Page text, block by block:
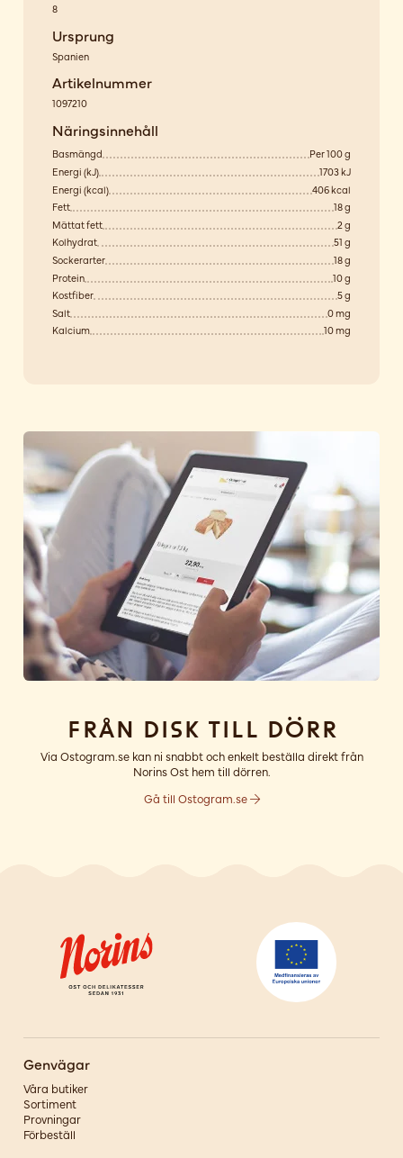
8
Ursprung
Spanien
Artikelnummer
1097210
Näringsinnehåll
Basmängd
Per 100 g
Energi (kJ)
1703 kJ
Energi (kcal)
406 kcal
Fett
18 g
Mättat fett
2 g
Kolhydrat
51 g
Sockerarter
18 g
Protein
10 g
Kostfiber
5 g
Salt
0 mg
Kalcium
10 mg
Från disk till dörr
Via Ostogram.se kan ni snabbt och enkelt beställa direkt från
Norins Ost hem till dörren.
Gå till Ostogram.se
Genvägar
Våra butiker
Sortiment
Provningar
Förbeställ